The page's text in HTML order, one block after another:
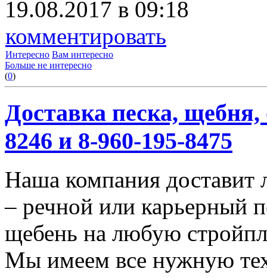
19.08.2017 в 09:18
комментировать
Интересно Вам интересно
Больше не интересно
(0)
Доставка песка, щебня,
8246 и 8-960-195-8475
Наша компания доставит
– речной или карьерный
щебень на любую
Мы имеем все нужную